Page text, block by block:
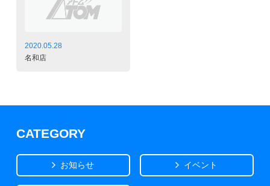
2020.05.28
名和店
CATEGORY
お知らせ イベント